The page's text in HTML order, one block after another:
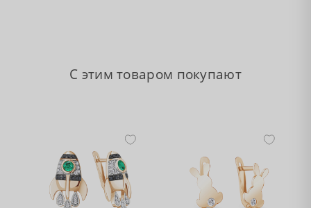
С этим товаром покупают